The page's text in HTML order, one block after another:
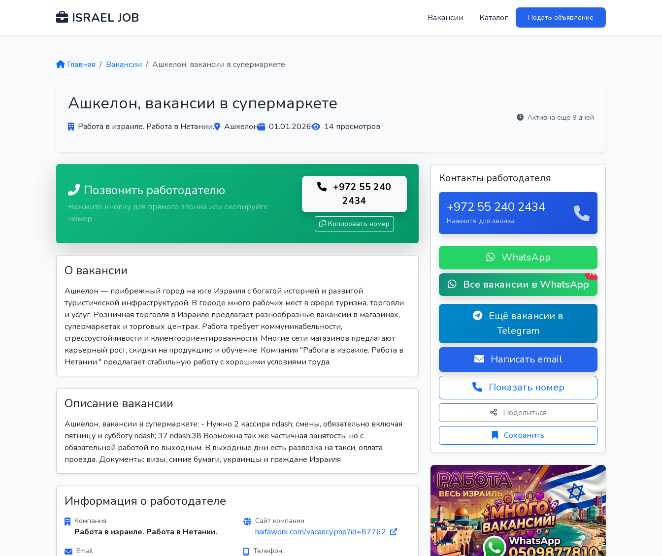
ISRAEL JOB Вакансии Каталог Подать объявление
Главная Вакансии Ашкелон, вакансии в супермаркете
Ашкелон, вакансии в супермаркете
Работа в израиле. Работа в Нетании. Ашкелон 01.01.2026 14 просмотров
Активна ещё 9 дней
Позвонить работодателю
Нажмите кнопку для прямого звонка или скопируйте
номер
+972 55 240
2434
Копировать номер
О вакансии
Ашкелон — прибрежный город на юге Израиля с богатой историей и развитой
туристической инфраструктурой. В городе много рабочих мест в сфере туризма, торговли
и услуг. Розничная торговля в Израиле предлагает разнообразные вакансии в магазинах,
супермаркетах и торговых центрах. Работа требует коммуникабельности,
стрессоустойчивости и клиентоориентированности. Многие сети магазинов предлагают
карьерный рост, скидки на продукцию и обучение. Компания "Работа в израиле. Работа в
Нетании." предлагает стабильную работу с хорошими условиями труда.
Описание вакансии
Ашкелон, вакансии в супермаркете: - Нужно 2 кассира ndash; смены, обязательно включая
пятницу и субботу ndash; 37 ndash;38 Возможна так же частичная занятость, но с
обязательной работой по выходным. В выходные дни есть развозка на такси, оплата
проезда. Документы: визы, синие бумаги, украинцы и граждане Израиля
Информация о работодателе
Компания
Работа в израиле. Работа в Нетании.
Сайт компании
haifawork.com/vacancy.php?id=87762
Email Телефон
Контакты работодателя
+972 55 240 2434
Нажмите для звонка
WhatsApp
Все вакансии в WhatsApp
New
Ещё вакансии в
Telegram
Написать email
Показать номер
Поделиться
Сохранить